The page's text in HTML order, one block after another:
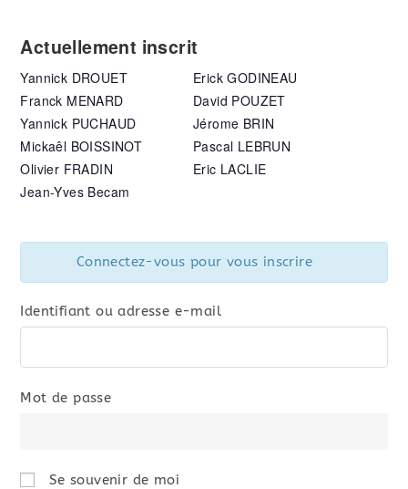
Actuellement inscrit
Yannick DROUET
Franck MENARD
Yannick PUCHAUD
Mickaêl BOISSINOT
Olivier FRADIN
Jean-Yves Becam
Erick GODINEAU
David POUZET
Jérome BRIN
Pascal LEBRUN
Eric LACLIE
Connectez-vous pour vous inscrire
Identifiant ou adresse e-mail
Mot de passe
Se souvenir de moi